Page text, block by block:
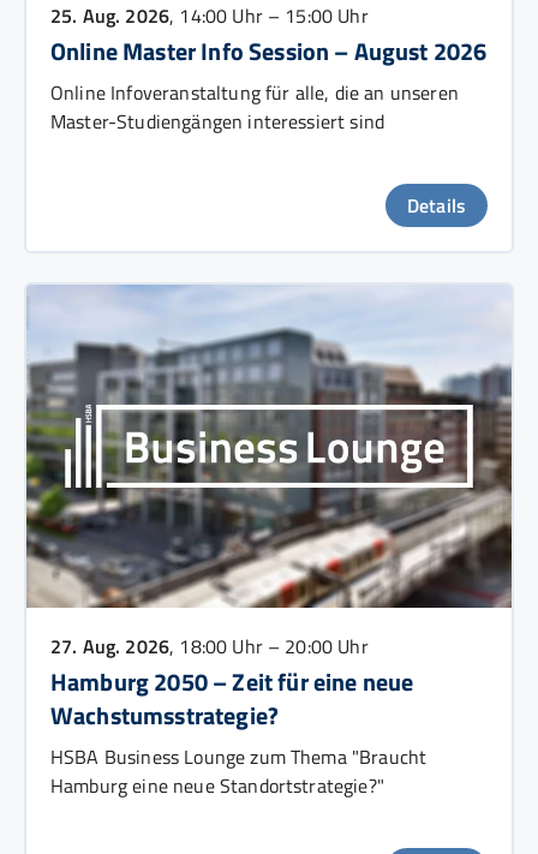
25. Aug. 2026, 14:00 Uhr – 15:00 Uhr
Online Master Info Session – August 2026
Online Infoveranstaltung für alle, die an unseren
Master-Studiengängen interessiert sind
Details
27. Aug. 2026, 18:00 Uhr – 20:00 Uhr
Hamburg 2050 – Zeit für eine neue
Wachstumsstrategie?
HSBA Business Lounge zum Thema "Braucht
Hamburg eine neue Standortstrategie?"